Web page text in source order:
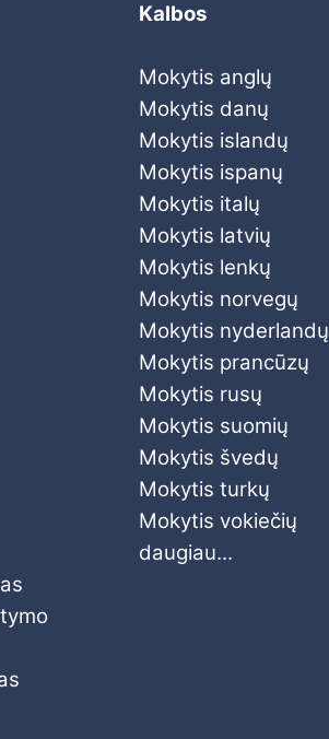
Kalbos
Mokytis anglų
Mokytis danų
Mokytis islandų
Mokytis ispanų
Mokytis italų
Mokytis latvių
Mokytis lenkų
Mokytis norvegų
Mokytis nyderlandų
Mokytis prancūzų
Mokytis rusų
Mokytis suomių
Mokytis švedų
Mokytis turkų
Mokytis vokiečių
daugiau...